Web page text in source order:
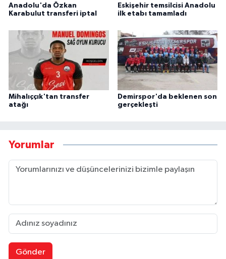
Anadolu'da Özkan
Karabulut transferi iptal
Eskişehir temsilcisi Anadolu
ilk etabı tamamladı
Mihalıççık'tan transfer
atağı
Demirspor'da beklenen son
gerçekleşti
Yorumlar
Gönder